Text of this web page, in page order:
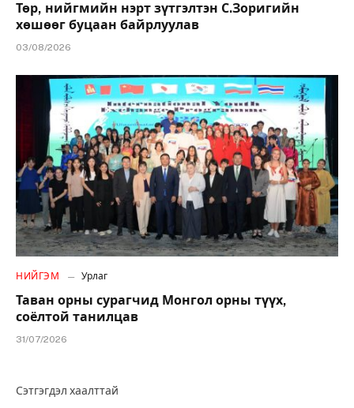
Төр, нийгмийн нэрт зүтгэлтэн С.Зоригийн
хөшөөг буцаан байрлуулав
03/08/2026
НИЙГЭМ Урлаг
Таван орны сурагчид Монгол орны түүх,
соёлтой танилцав
31/07/2026
Сэтгэгдэл хаалттай